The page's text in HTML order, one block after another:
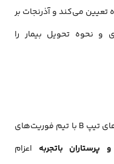
می‌کند و آذرنجات بر
و نحوه تحویل بیمار را
در اعزام‌های بین‌شهری بناب، آمبولانس‌های تیپ B با تیم فوریت‌های
باتجربه اعزام